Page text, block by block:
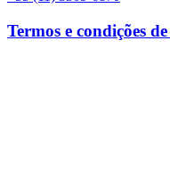
Termos e condições